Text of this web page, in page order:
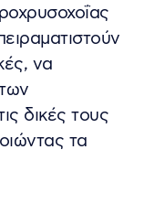
να
δικές τους
τα